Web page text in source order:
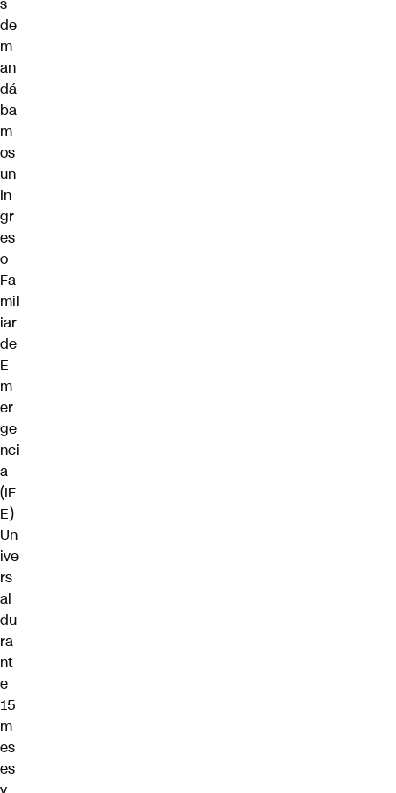
de
m
an
dá
ba
m
os
un
In
gr
es
o
Fa
mil
iar
de
E
m
er
ge
nci
a
(IF
E)
Un
ive
rs
al
du
ra
nt
e
15
m
es
es